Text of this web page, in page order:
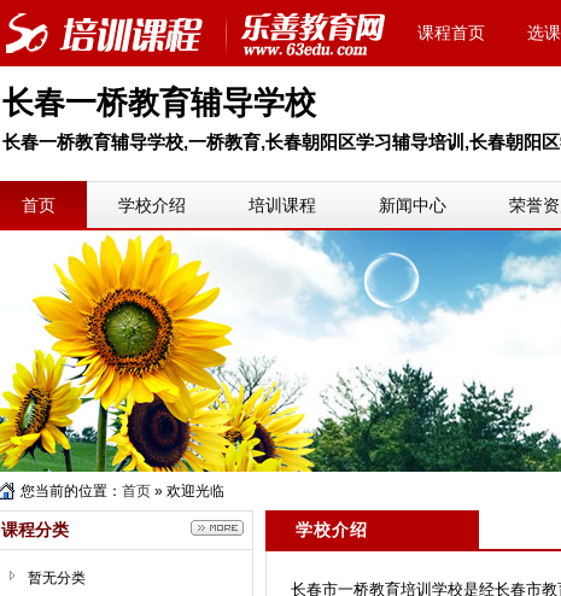
课程首页 选
长春一桥教育辅导学校
长春一桥教育辅导学校,一桥教育,长春朝阳区学习辅导培训,长春朝阳
首页 学校介绍 培训课程 新闻中心 荣誉
您当前的位置： 首页 » 欢迎光临
课程分类
暂无分类
学校介绍
长春市一桥教育培训学校是经长春市